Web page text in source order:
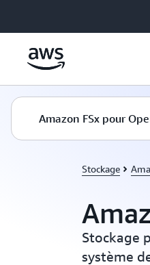
Amazon FSx pour
Stockage
Stockage
système